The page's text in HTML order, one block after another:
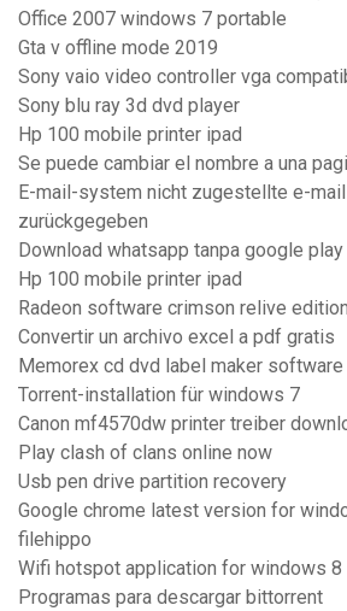
Office 2007 windows 7 portable
Gta v offline mode 2019
Sony vaio video controller vga
Sony blu ray 3d dvd player
Hp 100 mobile printer ipad
Se puede cambiar el nombre a una
E-mail-system nicht zugestellte e-
zurückgegeben
Download whatsapp tanpa google
Hp 100 mobile printer ipad
Radeon software crimson relive
Convertir un archivo excel a pdf gratis
Memorex cd dvd label maker
Torrent-installation für windows 7
Canon mf4570dw printer treiber
Play clash of clans online now
Usb pen drive partition recovery
Google chrome latest version for
filehippo
Wifi hotspot application for windows 8
Programas para descargar bittorrent